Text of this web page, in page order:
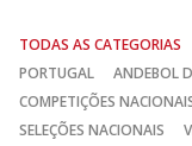
TODAS AS CATEGORIAS
PORTUGAL
ANDEBOL
COMPETIÇÕES
SELEÇÕES NACIONAIS